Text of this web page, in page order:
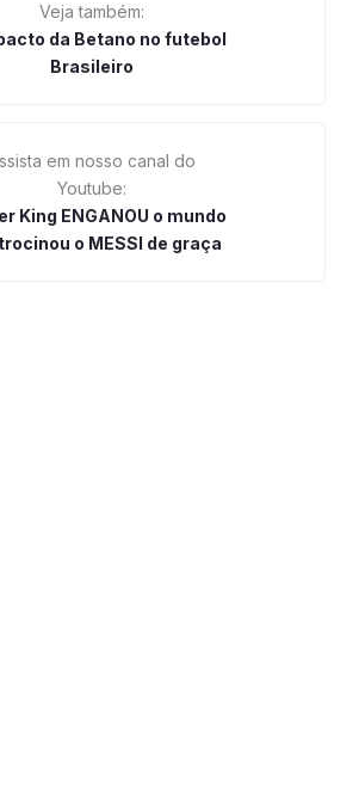
Veja também:
da Betano no futebol
Brasileiro
em nosso canal do
Youtube:
King ENGANOU o mundo
o MESSI de graça